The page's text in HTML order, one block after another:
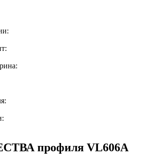
профиля VL606A